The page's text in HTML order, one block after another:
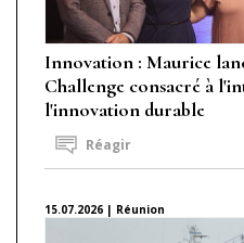
Innovation : Maurice
Challenge consacré à
l'innovation durable
Réagir
15.07.2026 | Réunion